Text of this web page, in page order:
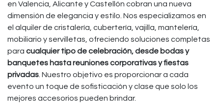
en Valencia, Alicante y Castellón cobran una nueva
dimensión de elegancia y estilo. Nos especializamos en
el alquiler de cristalería, cubertería, vajilla, mantelería,
mobiliario y servilletas, ofreciendo soluciones completas
para cualquier tipo de celebración, desde bodas y
banquetes hasta reuniones corporativas y fiestas
privadas . Nuestro objetivo es proporcionar a cada
evento un toque de sofisticación y clase que solo los
mejores accesorios pueden brindar.